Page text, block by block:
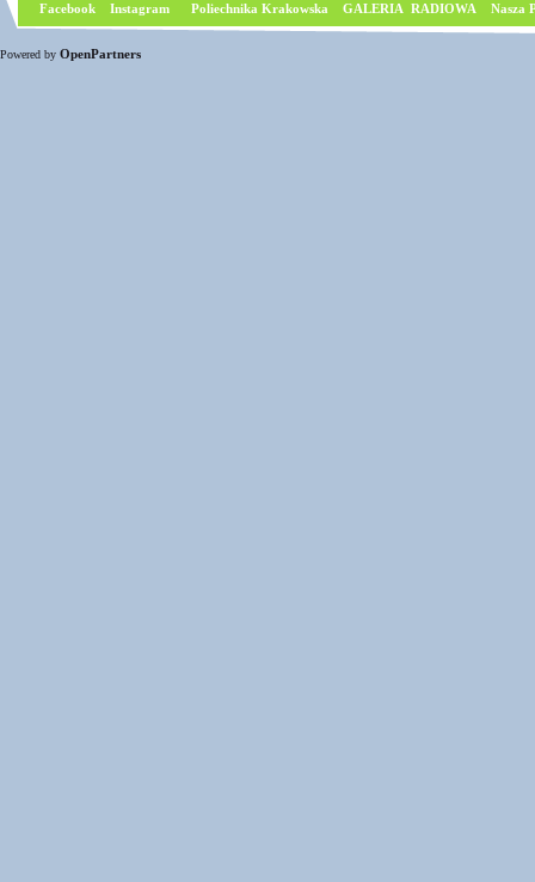
Facebook Instagram Poliechnika Krakowska GALERIA RADIOWA Nasza
Powered by OpenPartners